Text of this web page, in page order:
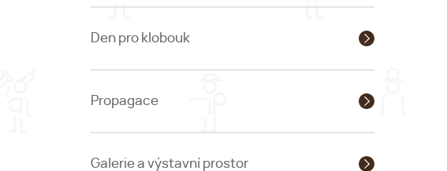
Den pro klobouk
Propagace
Galerie a výstavní prostor